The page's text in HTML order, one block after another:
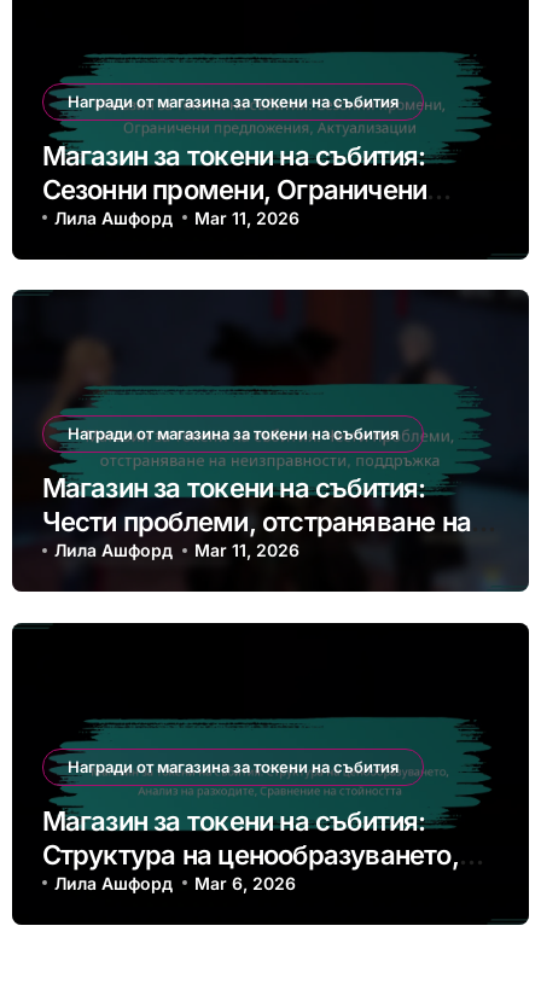
Награди от магазина за токени на събития
Магазин за токени на събития:
Сезонни промени, Ограничени
предложения, Актуализации
Лила Ашфорд Mar 11, 2026
Награди от магазина за токени на събития
Магазин за токени на събития:
Чести проблеми, отстраняване на
неизправности, поддръжка
Лила Ашфорд Mar 11, 2026
Награди от магазина за токени на събития
Магазин за токени на събития:
Структура на ценообразуването,
Анализ на разходите, Сравнение на
стойността
Лила Ашфорд Mar 6, 2026